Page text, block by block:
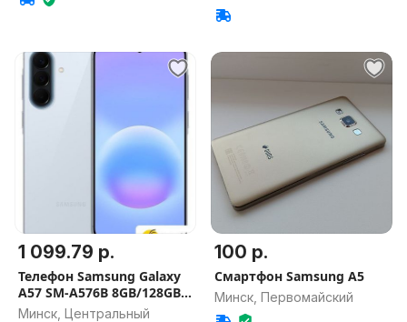
1 099.79 р.
Телефон Samsung Galaxy
A57 SM-A576B 8GB/128GB
(голубой)
Минск, Центральный
100 р.
Смартфон Samsung A5
Минск, Первомайский